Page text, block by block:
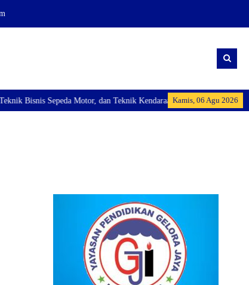
Kamis, 06 Agu 2026
Sepeda Motor, dan Teknik Kendaraan Ringan Dan membuka